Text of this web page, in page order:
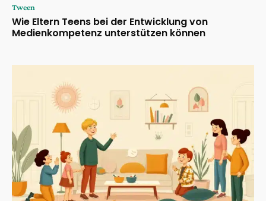
Tween
Wie Eltern Teens bei der Entwicklung von
Medienkompetenz unterstützen können